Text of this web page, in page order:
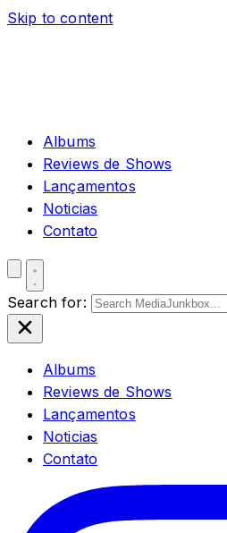
Skip to content
Albums
Reviews de Shows
Lançamentos
Noticias
Contato
Search for:
Albums
Reviews de Shows
Lançamentos
Noticias
Contato